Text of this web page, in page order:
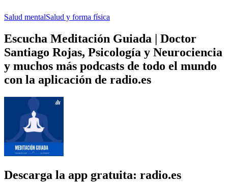
Salud mentalSalud y forma física
Escucha Meditación Guiada | Doctor
Santiago Rojas, Psicología y Neurociencia
y muchos más podcasts de todo el mundo
con la aplicación de radio.es
Descarga la app gratuita: radio.es